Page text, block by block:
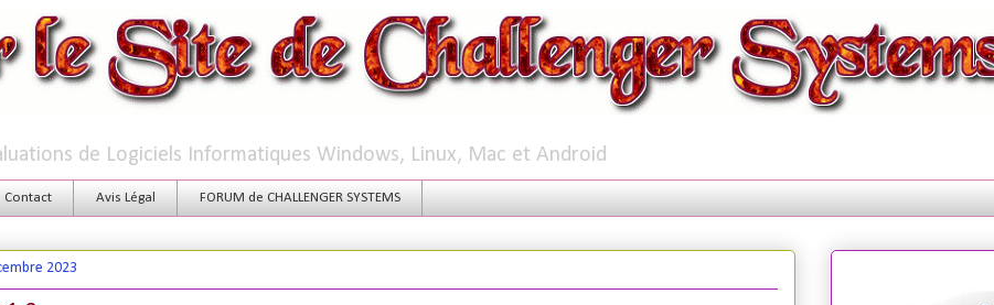
de Logiciels Informatiques Windows, Linux, Mac et Android
Contact Avis Légal FORUM de CHALLENGER SYSTEMS
2023